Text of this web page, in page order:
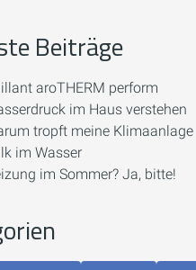
Beiträge
aroTHERM perform
im Haus verstehen
tropft meine Klimaanlage
im Wasser
im Sommer? Ja, bitte!